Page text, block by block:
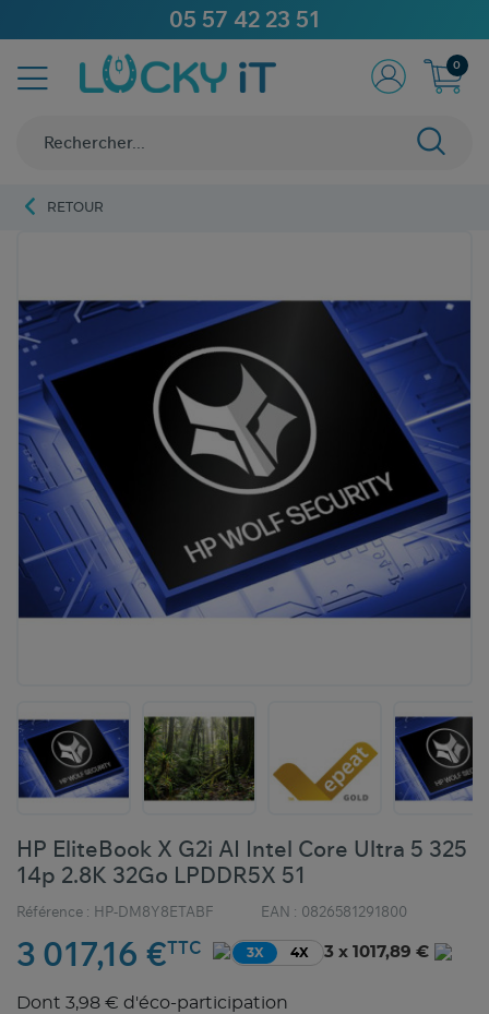
05 57 42 23 51
0
RETOUR
HP EliteBook X G2i AI Intel Core Ultra 5 325
14p 2.8K 32Go LPDDR5X 51
Référence : HP-DM8Y8ETABF EAN : 0826581291800
3 017,16 €TTC 3X 4X 3 x 1017,89 €
Dont 3,98 € d'éco-participation